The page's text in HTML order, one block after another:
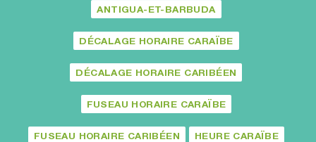
ANTIGUA-ET-BARBUDA
DÉCALAGE HORAIRE CARAÏBE
DÉCALAGE HORAIRE CARIBÉEN
FUSEAU HORAIRE CARAÏBE
FUSEAU HORAIRE CARIBÉEN HEURE CARAÏBE